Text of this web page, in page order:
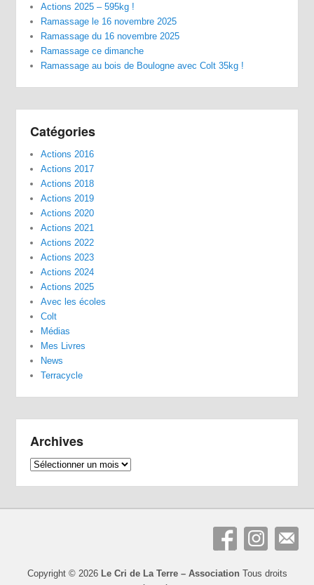
Actions 2025 – 595kg !
Ramassage le 16 novembre 2025
Ramassage du 16 novembre 2025
Ramassage ce dimanche
Ramassage au bois de Boulogne avec Colt 35kg !
Catégories
Actions 2016
Actions 2017
Actions 2018
Actions 2019
Actions 2020
Actions 2021
Actions 2022
Actions 2023
Actions 2024
Actions 2025
Avec les écoles
Colt
Médias
Mes Livres
News
Terracycle
Archives
Archives
Copyright © 2026 Le Cri de La Terre – Association Tous droits